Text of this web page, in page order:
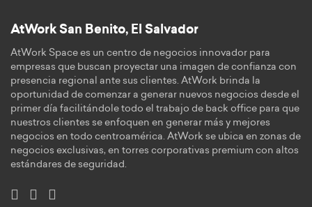
AtWork San Benito, El Salvador
AtWork Space es un centro de negocios innovador para
empresas que buscan proyectar una imagen de confianza con
presencia regional ante sus clientes. AtWork brinda la
oportunidad de comenzar a generar nuevos negocios desde el
primer día facilitándole todo el trabajo de back office para que
nuestros clientes se enfoquen en generar más y mejores
negocios en todo centroamérica. AtWork se ubica en zonas de
negocios exclusivas, en torres corporativas premium con altos
estándares de seguridad.